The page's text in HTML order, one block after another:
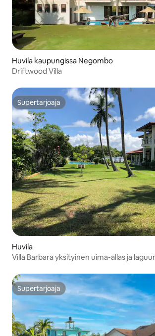
Huvila kaupungissa Negombo
Driftwood Villa
Supertarjoaja
Supertarjoaja
Huvila
Villa Barbara yksityinen uima-allas ja
Supertarjoaja
Supertarjoaja